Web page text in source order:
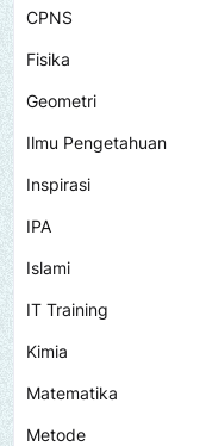
CPNS
Fisika
Geometri
Ilmu Pengetahuan
Inspirasi
IPA
Islami
IT Training
Kimia
Matematika
Metode